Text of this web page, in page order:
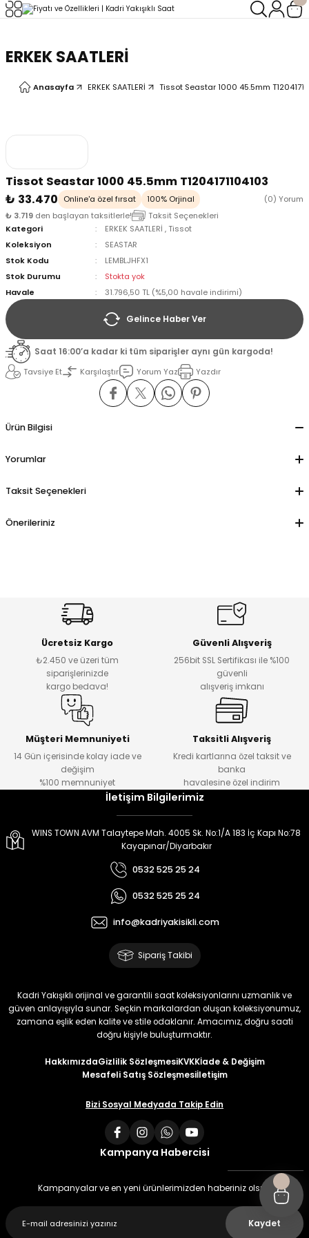
ERKEK SAATLERİ
Anasayfa ERKEK SAATLERİ Tissot Seastar 1000 45.5mm
Tissot Seastar 1000 45.5mm T1204171104103
₺ 33.470
Online'a özel fırsat 100% Orjinal
(0) Yorum
₺ 3.719 den başlayan taksitlerle!
Taksit Seçenekleri
Kategori
ERKEK SAATLERİ ,Tissot
Koleksiyon
SEASTAR
Stok Kodu
LEMBLJHFX1
Stok Durumu
Stokta yok
Havale
31.796,50 TL (%5,00 havale indirimi)
Gelince Haber Ver
Saat 16:00’a kadar ki tüm siparişler aynı gün kargoda!
Tavsiye Et
Karşılaştır Yorum Yaz Yazdır
Ürün Bilgisi
Yorumlar
Taksit Seçenekleri
Önerileriniz
Ücretsiz Kargo
₺2.450 ve üzeri tüm
siparişlerinizde
kargo bedava!
Güvenli Alışveriş
256bit SSL Sertifikası ile %100
güvenli
alışveriş imkanı
Müşteri Memnuniyeti
14 Gün içerisinde kolay iade ve
değişim
%100 memnuniyet
Taksitli Alışveriş
Kredi kartlarına özel taksit ve
banka
havalesine özel indirim
İletişim Bilgilerimiz
WINS TOWN AVM Talaytepe Mah. 4005 Sk. No:1/A 183 İç Kapı No:78
Kayapınar/Diyarbakır
0532 525 25 24
0532 525 25 24
info@kadriyakisikli.com
Sipariş Takibi
Kadri Yakışıklı orijinal ve garantili saat koleksiyonlarını uzmanlık ve
güven anlayışıyla sunar. Seçkin markalardan oluşan koleksiyonumuz,
zamana eşlik eden kalite ve stile odaklanır. Amacımız, doğru saati
doğru kişiyle buluşturmaktır.
HakkımızdaGizlilik SözleşmesiKVKKİade & Değişim
Mesafeli Satış Sözleşmesiİletişim
Bizi Sosyal Medyada Takip Edin
Kampanya Habercisi
Kampanyalar ve en yeni ürünlerimizden haberiniz olsun
Kaydet
Geri Dön
Geri Dön